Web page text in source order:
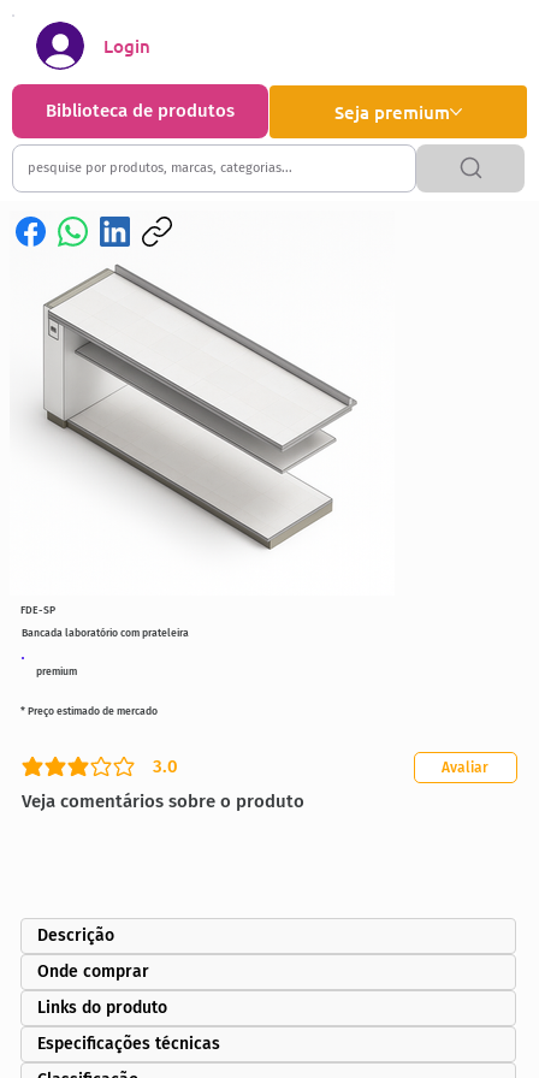
Seja premium
Biblioteca de produtos
Login
premium
Bancada laboratório com prateleira
3.0
classificação média é 3 de 5
Veja comentários sobre o produto
Avaliar
* Preço estimado de mercado
FDE-SP
Descrição
Onde comprar
Links do produto
Especificações técnicas